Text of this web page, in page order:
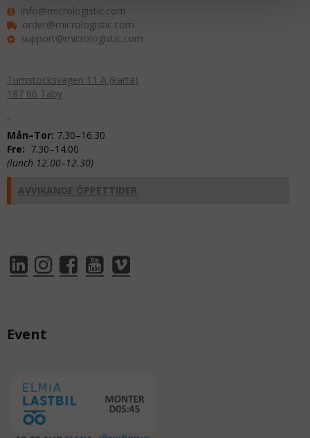
info@micrologistic.com
order@micrologistic.com
support@micrologistic.com
Tumstocksvägen 11 A (karta)
187 66 Täby
Mån–Tor: 7.30–16.30
Fre: 7.30–14.00
(lunch 12.00–12.30)
AVVIKANDE ÖPPETTIDER
Event